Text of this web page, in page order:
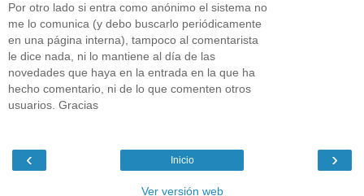
Por otro lado si entra como anónimo el sistema no
me lo comunica (y debo buscarlo periódicamente
en una página interna), tampoco al comentarista
le dice nada, ni lo mantiene al día de las
novedades que haya en la entrada en la que ha
hecho comentario, ni de lo que comenten otros
usuarios. Gracias
‹ ›
Inicio
Ver versión web